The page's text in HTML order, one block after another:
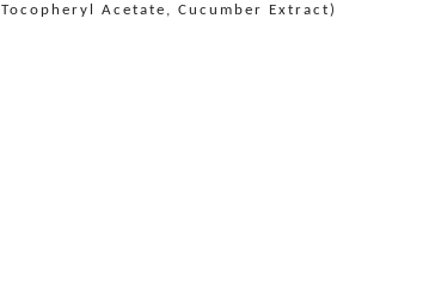
Tocopheryl Acetate, Cucumber Extract)